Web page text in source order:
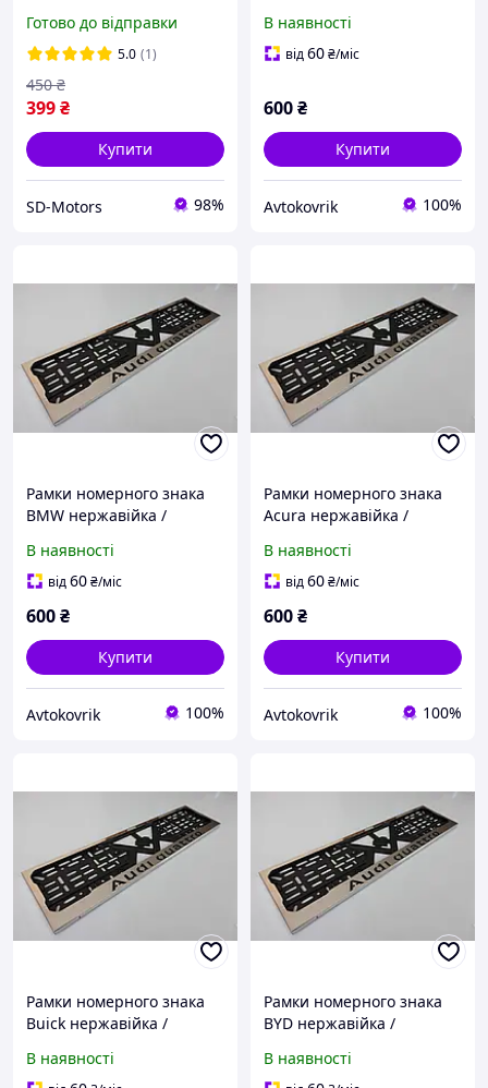
автомобіля /Бескаркасні
рамки white(білі) 4 шт
Готово до відправки
5.0 (1)
399₴
450 ₴
Купити
SD-Motors 98%
Номерні рамки
нержавійка
В наявності
від60₴/міс
600₴
Купити
Avtokovrik 100%
Рамки номерного знака
BMW нержавійка /
Номерні рамки
нержавійка
В наявності
від60₴/міс
600₴
Купити
Avtokovrik 100%
Рамки номерного знака
Acura нержавійка /
Номерні рамки
нержавійка
В наявності
від60₴/міс
600₴
Купити
Avtokovrik 100%
Рамки номерного знака
Buick нержавійка /
Номерні рамки
В наявності
Рамки номерного знака
BYD нержавійка /
Номерні рамки
В наявності